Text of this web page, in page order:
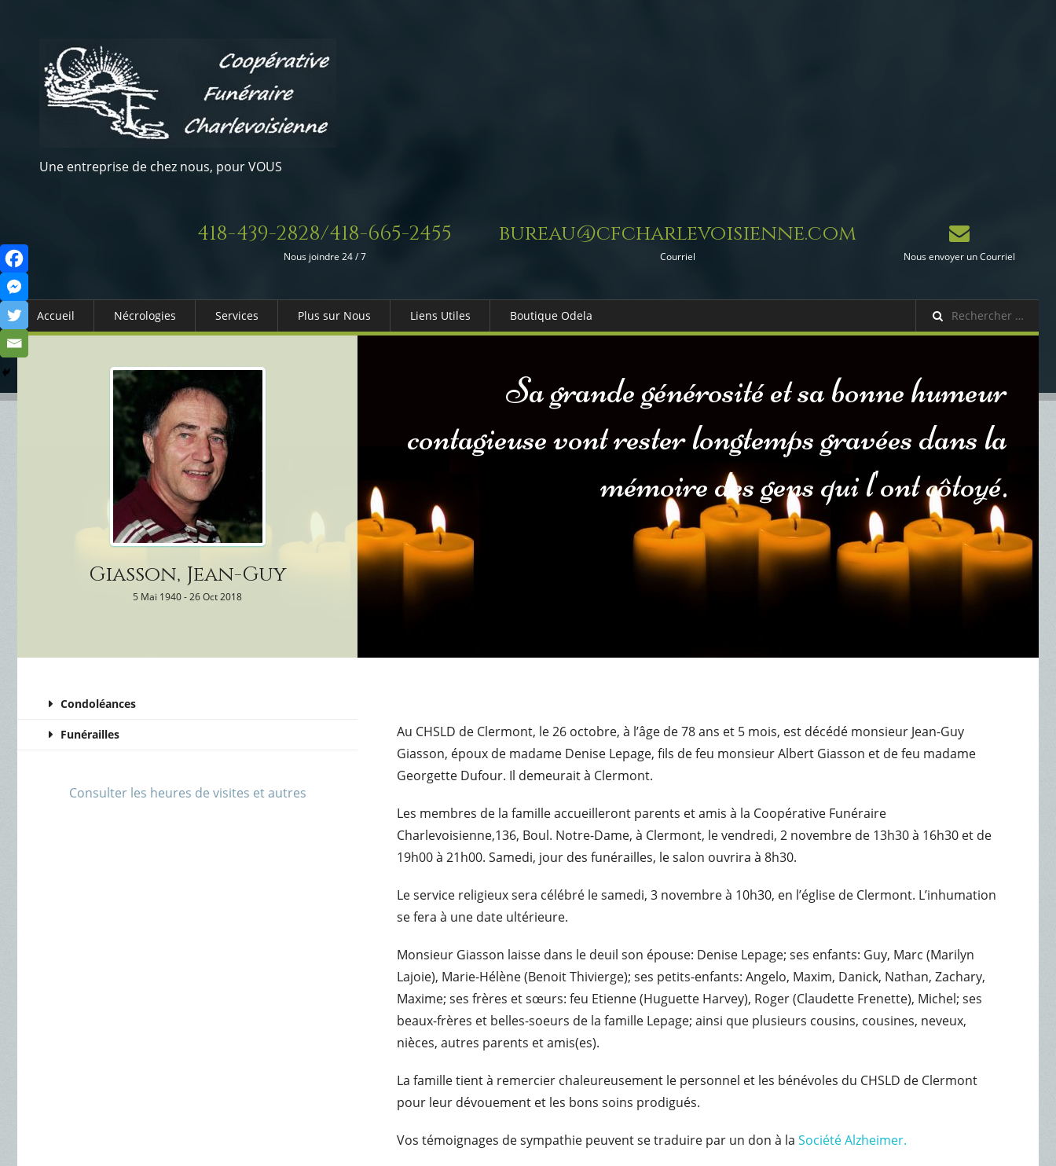
Une entreprise de chez nous, pour VOUS
418-439-2828/418-665-2455
Nous joindre 24 / 7
bureau@cfcharlevoisienne.com
Courriel Nous envoyer un Courriel
Accueil Nécrologies Services
Services Funéraires
Plus sur Nous Liens Utiles
Services Gouv. et Autres
Fleuristes
Boutique Odela
Giasson, Jean-Guy
5 Mai 1940 - 26 Oct 2018
Sa grande générosité et sa bonne humeur
contagieuse vont rester longtemps gravées dans la
mémoire des gens qui l'ont côtoyé.
Condoléances
Funérailles
Consulter les heures de visites et autres
Au CHSLD de Clermont, le 26 octobre, à l’âge de 78 ans et 5 mois, est décédé monsieur Jean-Guy
Giasson, époux de madame Denise Lepage, fils de feu monsieur Albert Giasson et de feu madame
Georgette Dufour. Il demeurait à Clermont.
Les membres de la famille accueilleront parents et amis à la Coopérative Funéraire
Charlevoisienne,136, Boul. Notre-Dame, à Clermont, le vendredi, 2 novembre de 13h30 à 16h30 et de
19h00 à 21h00. Samedi, jour des funérailles, le salon ouvrira à 8h30.
Le service religieux sera célébré le samedi, 3 novembre à 10h30, en l’église de Clermont. L’inhumation
se fera à une date ultérieure.
Monsieur Giasson laisse dans le deuil son épouse: Denise Lepage; ses enfants: Guy, Marc (Marilyn
Lajoie), Marie-Hélène (Benoit Thivierge); ses petits-enfants: Angelo, Maxim, Danick, Nathan, Zachary,
Maxime; ses frères et sœurs: feu Etienne (Huguette Harvey), Roger (Claudette Frenette), Michel; ses
beaux-frères et belles-soeurs de la famille Lepage; ainsi que plusieurs cousins, cousines, neveux,
nièces, autres parents et amis(es).
La famille tient à remercier chaleureusement le personnel et les bénévoles du CHSLD de Clermont
pour leur dévouement et les bons soins prodigués.
Vos témoignages de sympathie peuvent se traduire par un don à laSociété Alzheimer.